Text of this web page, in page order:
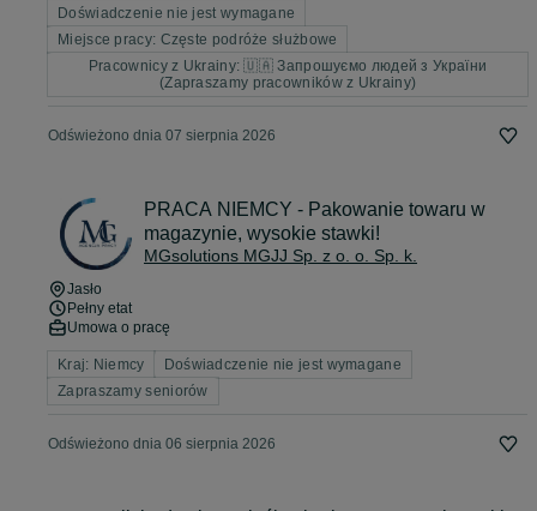
Doświadczenie nie jest wymagane
Miejsce pracy: Częste podróże służbowe
Pracownicy z Ukrainy: 🇺🇦 Запрошуємо людей з України
(Zapraszamy pracowników z Ukrainy)
Odświeżono dnia 07 sierpnia 2026
PRACA NIEMCY - Pakowanie towaru w
magazynie, wysokie stawki!
MGsolutions MGJJ Sp. z o. o. Sp. k.
Jasło
Pełny etat
Umowa o pracę
Kraj: Niemcy
Doświadczenie nie jest wymagane
Zapraszamy seniorów
Odświeżono dnia 06 sierpnia 2026